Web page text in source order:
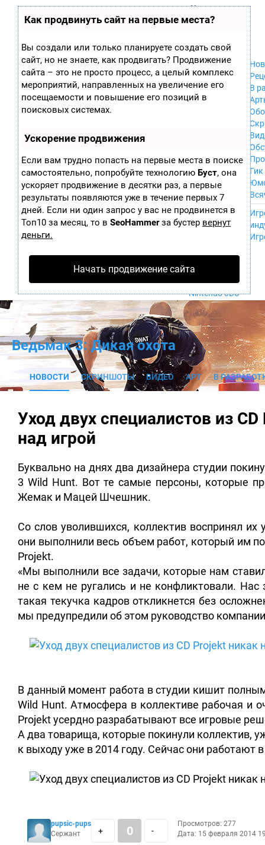
Как продвинуть сайт на первые места?
Вы создали или только планируете создать свой
сайт, но не знаете, как продвигать? Продвижение
сайта – это не просто процесс, а целый комплекс
мероприятий, направленных на увеличение его
посещаемости и повышение его позиций в
поисковых системах.
Ускорение продвижения
Если вам трудно попасть на первые места в поиске
самостоятельно, попробуйте технологию Буст, она
ускоряет продвижение в десятки раз, а первые
результаты появляются уже в течение первых 7
дней. Если ни один запрос у вас не продвинется в
Топ10 за месяц, то в SeoHammerза бустер вернут
деньги.
Начать продвижение сайта
играх
П
ла
ф
ор
м
ы
Xbox 360
Xbox
GameCube
PS2
PS3
Android
iPhone, iPod,
iPad
MacOS
Sega Mega Drive
NES
Wii U
PS4
Xbox One
Nintendo 3DS
В
Гик
Ведьмак 3: Дикая охота
НОВОСТИ СКРИНШОТЫ ВИДЕО АРТ В
Уход двух специалистов из
над игрой
Буквально на днях два дизайнера студии
3 Wild Hunt. Вот те самые персоны, которые
Жемак и Мацей Шчешник.
Со слов уволившихся, коллектив воспринял
они выполнили весь объем работ, который им
Projekt.
«Мы выполнили все задачи, которые нам
не с кем не ругались и не конфликтовали.
такая текучка кадров откликнется без
мы предупредили об этом руководство
В данный момент работа в студии кишит
Wild Hunt. Атмосфера в коллективе рабочая и
Projekt усердно разрабатывают все игровые
А два товарища, которые покинули коллектив,
к выходу уже в 2014 году. Сейчас они работают
pupsic-pups
Сержант
+ 0 -
Просмотров: 277
Дата: 15 февраля 2014